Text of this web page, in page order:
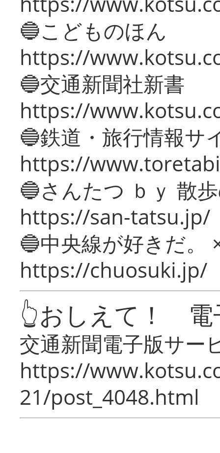
🔵こどものほん
https://
🔵交通新聞社新書
https://
🔵鉄道・旅行情報サ
https://
🔵さんたつ ｂｙ 散
https://san-tatsu.jp/
🔵中央線が好きだ。
https://chuosuki.jp/
👆おしえて！ 電
交通新聞電子版サー
https://
21/post_4048.html